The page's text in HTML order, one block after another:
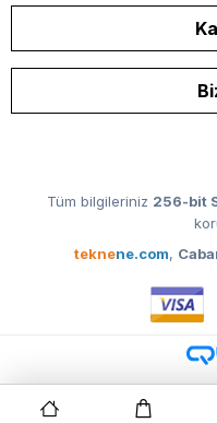
Tüm bilgileriniz 256-bit
teknene.com,